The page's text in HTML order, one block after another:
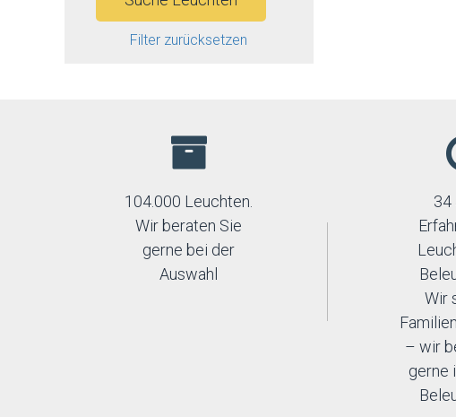
Filter zurücksetzen
104.000 Leuchten.
Wir beraten Sie
gerne bei der
Auswahl
34
Wir
– wir
gerne